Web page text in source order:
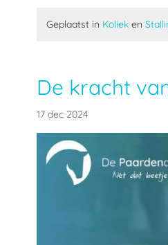
Geplaatst in Koliek en
De kracht
17 dec 2024